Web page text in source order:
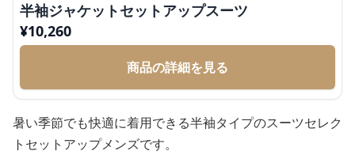
半袖ジャケットセットアップスーツ
¥10,260
商品の詳細を見る
暑い季節でも快適に着用できる半袖タイプのスーツセレク
トセットアップメンズです。